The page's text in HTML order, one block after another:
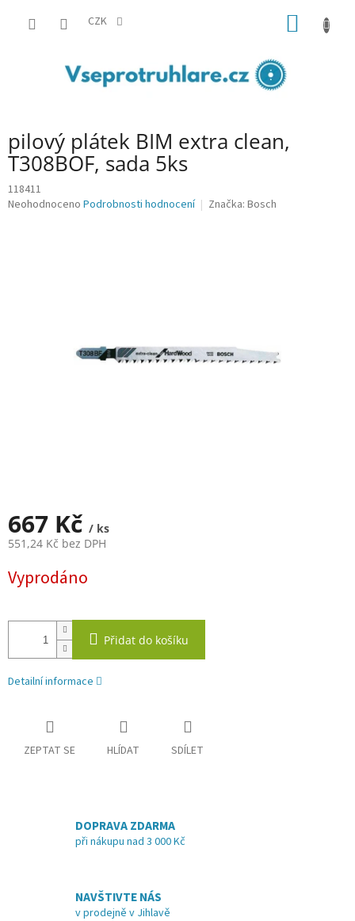
CZK
pilový plátek BIM extra clean,
T308BOF, sada 5ks
118411
Průměrné
Neohodnoceno Podrobnosti hodnocení Značka: Bosch
667 Kč / ks
551,24 Kč bez DPH
cena:
Vyprodáno
Přidat do košíku
Detailní informace
ZEPTAT SE HLÍDAT SDÍLET
DOPRAVA ZDARMA
při nákupu nad 3 000 Kč
NAVŠTIVTE NÁS
v prodejně v Jihlavě